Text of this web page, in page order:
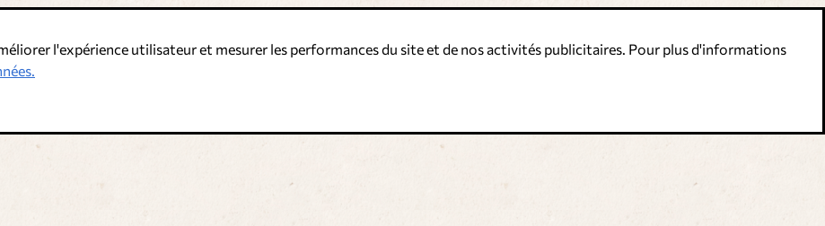
l'expérience utilisateur et mesurer les performances du site et de nos activités publicitaires. Pour plus d'informations